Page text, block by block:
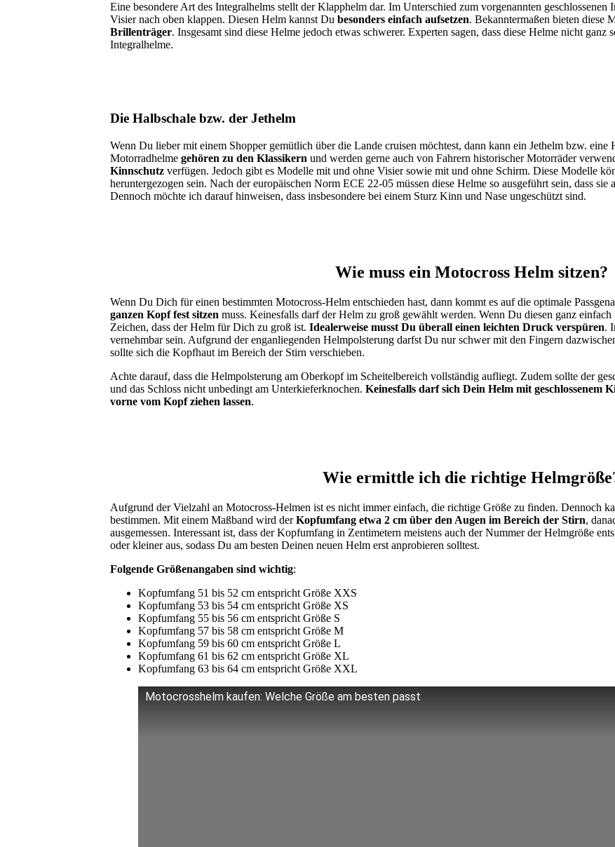
Eine besondere Art des Integralhelms stellt der Klapphelm dar. Im Unterschied zum vorgenannten
Visier nach oben klappen. Diesen Helm kannst Du besonders einfach aufsetzen. Bekanntermaßen bieten diese
Brillenträger. Insgesamt sind diese Helme jedoch etwas schwerer. Experten sagen, dass diese Helme nicht ganz
Integralhelme.
Die Halbschale bzw. der Jethelm
Wenn Du lieber mit einem Shopper gemütlich über die Lande cruisen möchtest, dann kann ein Jethelm bzw. eine
Motorradhelme gehören zu den Klassikern und werden gerne auch von Fahrern historischer Motorräder
Kinnschutz verfügen. Jedoch gibt es Modelle mit und ohne Visier sowie mit und ohne Schirm. Diese Modelle
heruntergezogen sein. Nach der europäischen Norm ECE 22-05 müssen diese Helme so ausgeführt sein, dass
Dennoch möchte ich darauf hinweisen, dass insbesondere bei einem Sturz Kinn und Nase ungeschützt sind.
Wie muss ein Motocross Helm sitzen?
Wenn Du Dich für einen bestimmten Motocross-Helm entschieden hast, dann kommt es auf die optimale
ganzen Kopf fest sitzen muss. Keinesfalls darf der Helm zu groß gewählt werden. Wenn Du diesen ganz
Zeichen, dass der Helm für Dich zu groß ist. Idealerweise musst Du überall einen leichten Druck verspüren.
vernehmbar sein. Aufgrund der enganliegenden Helmpolsterung darfst Du nur schwer mit den Fingern
sollte sich die Kopfhaut im Bereich der Stirn verschieben.
Achte darauf, dass die Helmpolsterung am Oberkopf im Scheitelbereich vollständig aufliegt. Zudem sollte der
und das Schloss nicht unbedingt am Unterkieferknochen. Keinesfalls darf sich Dein Helm mit
vorne vom Kopf ziehen lassen.
Wie ermittle ich die richtige
Aufgrund der Vielzahl an Motocross-Helmen ist es nicht immer einfach, die richtige Größe zu finden. Dennoch
bestimmen. Mit einem Maßband wird derKopfumfang etwa 2 cm über den Augen im Bereich der Stirn,
ausgemessen. Interessant ist, dass der Kopfumfang in Zentimetern meistens auch der Nummer der Helmgröße
oder kleiner aus, sodass Du am besten Deinen neuen Helm erst anprobieren solltest.
Folgende Größenangaben sind wichtig:
Kopfumfang 51 bis 52 cm entspricht Größe XXS
Kopfumfang 53 bis 54 cm entspricht Größe XS
Kopfumfang 55 bis 56 cm entspricht Größe S
Kopfumfang 57 bis 58 cm entspricht Größe M
Kopfumfang 59 bis 60 cm entspricht Größe L
Kopfumfang 61 bis 62 cm entspricht Größe XL
Kopfumfang 63 bis 64 cm entspricht Größe XXL
Motocrosshelm kaufen: Welche Größe am besten passt